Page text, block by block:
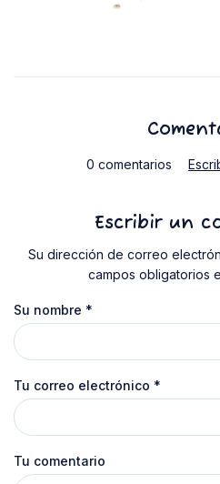
0 comentarios
Escribir un
Su dirección de correo
campos obligatorios
Su nombre *
Tu correo electrónico *
Tu comentario